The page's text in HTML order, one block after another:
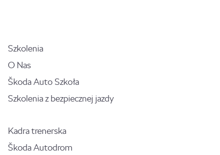
Szkolenia
O Nas
Škoda Auto Szkoła
Szkolenia z bezpiecznej jazdy
Kadra trenerska
Škoda Autodrom